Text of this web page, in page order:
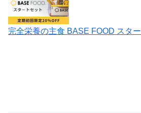
完全栄養の主食 BASE FOOD スタ